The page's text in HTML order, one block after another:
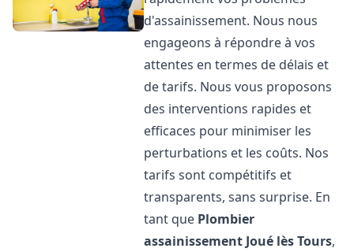
d'assainissement. Nous nous
engageons à répondre à vos
attentes en termes de délais et
de tarifs. Nous vous proposons
des interventions rapides et
efficaces pour minimiser les
perturbations et les coûts. Nos
tarifs sont compétitifs et
transparents, sans surprise. En
tant que Plombier
assainissement Joué lès Tours,